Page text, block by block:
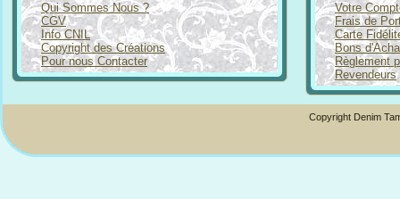
Qui Sommes Nous ?
CGV
Info CNIL
Copyright des Créations
Pour nous Contacter
Votre
Frais de
Carte
Bons
Règlement
Revendeurs
Copyright Denim